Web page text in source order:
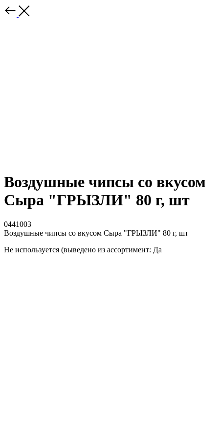
Воздушные чипсы со вкусом
Сыра "ГРЫЗЛИ" 80 г, шт
0441003
Воздушные чипсы со вкусом Сыра "ГРЫЗЛИ" 80 г, шт
Не используется (выведено из ассортимент: Да